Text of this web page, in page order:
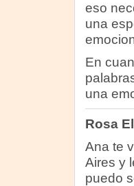
eso
una
En
una
Rosa
Ana te
Aires y
puedo